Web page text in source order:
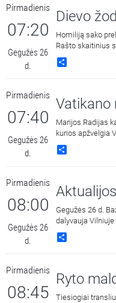
Pirmadienis
07:20
Gegužės 26
d.
Dievo
Homiliją sako
Rašto skaitinius
Pirmadienis
07:40
Gegužės 26
d.
Vatikano
Marijos Radijas
kurios apžvelgia
Pirmadienis
08:00
Gegužės 26
d.
Aktualijos
Gegužės 26 d.
dalyvauja
- kun. Algirdas
Pirmadienis
08:45
Ryto
Tiesiogiai